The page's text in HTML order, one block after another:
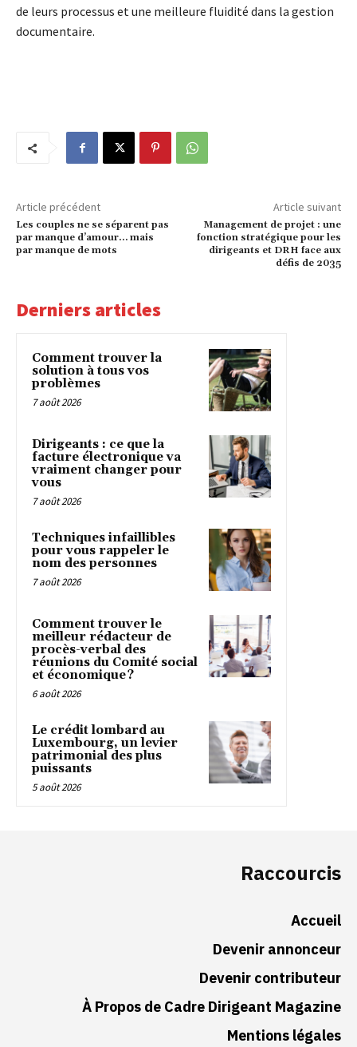
de leurs processus et une meilleure fluidité dans la gestion
documentaire.
Article précédent
Les couples ne se séparent pas
par manque d’amour… mais
par manque de mots
Article suivant
Management de projet : une
fonction stratégique pour les
dirigeants et DRH face aux
défis de 2035
Derniers articles
Comment trouver la
solution à tous vos
problèmes
7 août 2026
Dirigeants : ce que la
facture électronique va
vraiment changer pour
vous
7 août 2026
Techniques infaillibles
pour vous rappeler le
nom des personnes
7 août 2026
Comment trouver le
meilleur rédacteur de
procès-verbal des
réunions du Comité social
et économique ?
6 août 2026
Le crédit lombard au
Luxembourg, un levier
patrimonial des plus
puissants
5 août 2026
Raccourcis
Accueil
Devenir annonceur
Devenir contributeur
À Propos de Cadre Dirigeant Magazine
Mentions légales